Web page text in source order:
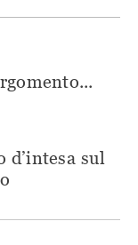
sul